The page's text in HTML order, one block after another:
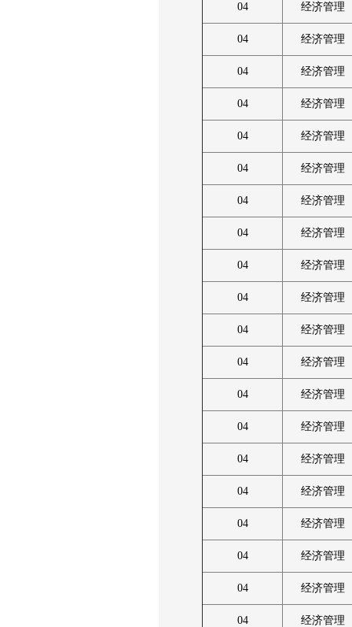
04 经济管理
04 经济管理
04 经济管理
04 经济管理
04 经济管理
04 经济管理
04 经济管理
04 经济管理
04 经济管理
04 经济管理
04 经济管理
04 经济管理
04 经济管理
04 经济管理
04 经济管理
04 经济管理
04 经济管理
04 经济管理
04 经济管理
04 经济管理